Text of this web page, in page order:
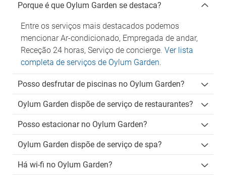
Porque é que Oylum Garden se destaca?
Entre os serviços mais destacados podemos
mencionar Ar-condicionado, Empregada de andar,
Receção 24 horas, Serviço de concierge. Ver lista
completa de serviços de Oylum Garden.
Posso desfrutar de piscinas no Oylum Garden?
Oylum Garden dispõe de serviço de restaurantes?
Posso estacionar no Oylum Garden?
Oylum Garden dispõe de serviço de spa?
Há wi-fi no Oylum Garden?